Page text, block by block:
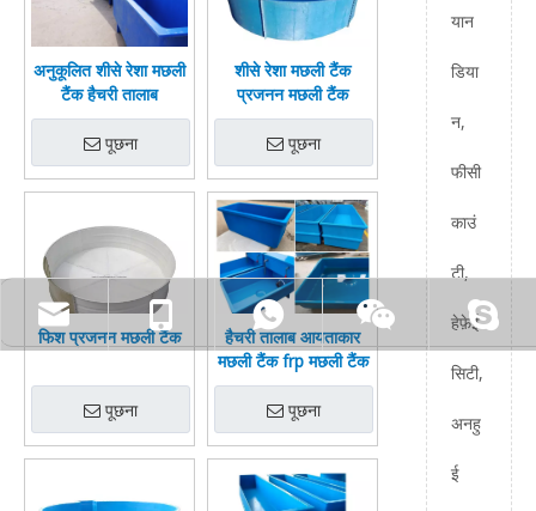
अनुकूलित शीसे रेशा मछली
टैंक हैचरी तालाब
पूछना
शीसे रेशा मछली टैंक
प्रजनन मछली टैंक
पूछना
फिश प्रजनन मछली टैंक
पूछना
हैचरी तालाब आयताकार
मछली टैंक frp मछली टैंक
पूछना
यान
डिया
न,
फीसी
काउं
टी,
हेफ़ेई
सिटी,
अनहु
ई